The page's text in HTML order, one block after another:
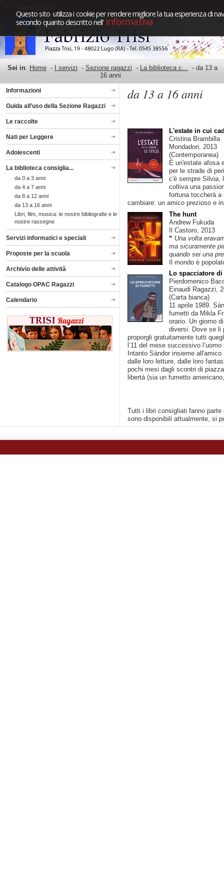
Questo sito utilizza i cookie per rendere migliore la tua esperienza di
secondo quanto descritto nell'informativa
Sei in: Home - I servizi - Sezione ragazzi - La biblioteca c... - da 13 a
16 anni
Informazioni
Guida all’uso della Sezione Ragazzi
Le raccolte
Nati per Leggere
Adolescenti
La biblioteca consiglia...
da 0 a 3 anni
da 4 a 7 anni
da 8 a 12 anni
da 13 a 16 anni
Libri, film, musica: le nostre bibliografie e le
nostre rassegne
Servizi informatici e speciali
Proposte per la scuola
Archivio delle attività
Catalogo OPAC Ragazzi
Calendario
da 13 a 16 anni
L'estate in cui
Cristina Brambilla
Mondadori, 2013
(Contemporanea)
È un'estate afosa
per le strade di
c'è sempre Silvia,
coltiva una
fortuna toccherà
cambiare: un amico prezioso e
The hunt
Andrew Fukuda
Il Castoro, 2013
“ Una volta
ma sicuramente
quando sei una
Il mondo è
Lo spacciatore
Pierdomenico
Einaudi Ragazzi,
(Carta bianca)
11 aprile 1989.
fumetti da Mikla
orario. Un giorno
diversi. Dove se li
proporgli gratuitamente tutti
l’11 del mese successivo
Intanto Sándor insieme
dalle loro letture, dalle loro
pochi mesi dagli scontri di
libertà (sia un fumetto
Tutti i libri consigliati fanno
sono disponibili attualmente, si